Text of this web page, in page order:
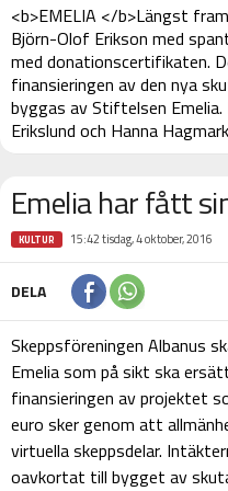
<b>EMELIA </b>Längst
Björn-Olof Erikson med
med donationscertifikaten.
finansieringen av den nya
byggas av Stiftelsen
Erikslund och Hanna
Emelia har fått
KULTUR 15:42 tisdag, 4 oktober, 2016
DELA
Skeppsföreningen Albanus
Emelia som på sikt ska
finansieringen av projektet
euro sker genom att
virtuella skeppsdelar.
oavkortat till bygget av